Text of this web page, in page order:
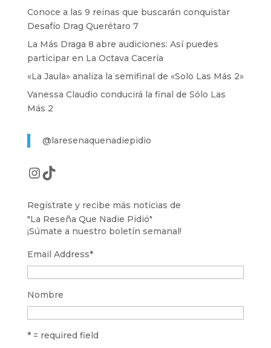
Conoce a las 9 reinas que buscarán conquistar
Desafío Drag Querétaro 7
La Más Draga 8 abre audiciones: Así puedes
participar en La Octava Cacería
«La Jaula» analiza la semifinal de «Solo Las Más 2»
Vanessa Claudio conducirá la final de Sólo Las
Más 2
@laresenaquenadiepidio
Instagram
TikTok
Regístrate y recibe más noticias de
"La Reseña Que Nadie Pidió"
¡Súmate a nuestro boletín semanal!
Email Address*
Nombre
* = required field